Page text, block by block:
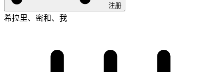
注册
希拉里、密和、我